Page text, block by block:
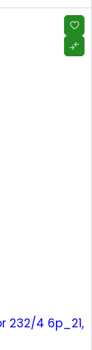
232/4 6p_21,